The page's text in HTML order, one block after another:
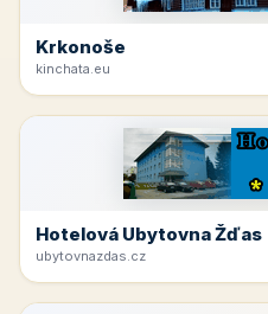
pepicentrum.cz